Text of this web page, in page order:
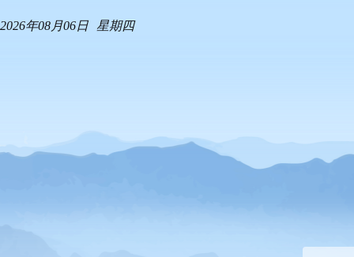
2026年08月06日 星期四